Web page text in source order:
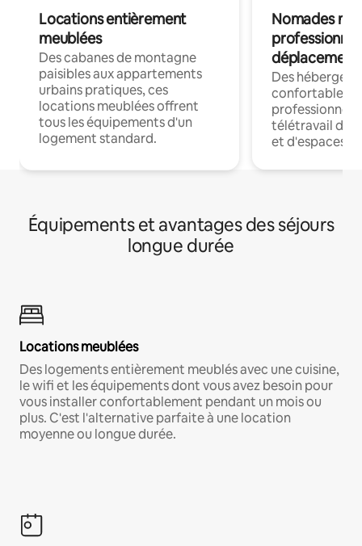
Locations entièrement
meublées
Des cabanes de montagne
paisibles aux appartements
urbains pratiques, ces
locations meublées offrent
tous les équipements d'un
logement standard.
Nomades
déplacement
Des
confortables
professionnels
télétravail
et d'espaces
Équipements et avantages des séjours
longue durée
Locations meublées
Des logements entièrement meublés avec une cuisine,
le wifi et les équipements dont vous avez besoin pour
vous installer confortablement pendant un mois ou
plus. C'est l'alternative parfaite à une location
moyenne ou longue durée.